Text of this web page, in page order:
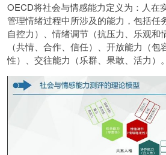
OECD将社会与情感能力定义为：人在
管理情绪过程中所涉及的能力，包括任
自控力）、情绪调节（抗压力、乐观和
（共情、合作、信任）、开放能力（包
性）、交往能力（乐群、果敢、活力）。